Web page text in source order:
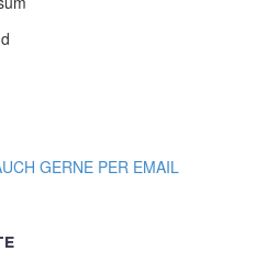
GERNE PER EMAIL